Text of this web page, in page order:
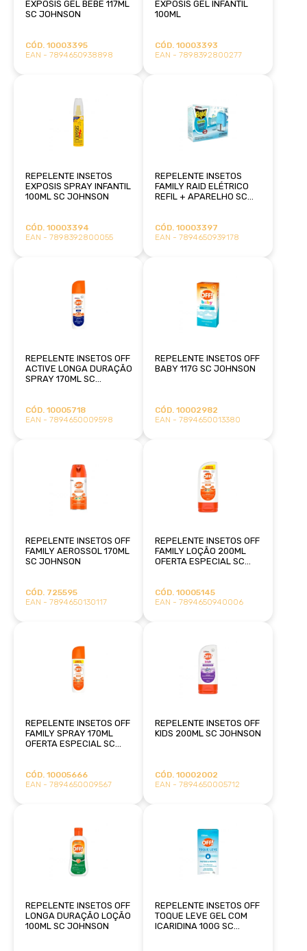
EXPOSIS GEL BEBÊ 117ML
SC JOHNSON
CÓD. 10003395
EAN - 7894650938898
EXPOSIS GEL INFANTIL
100ML
CÓD. 10003393
EAN - 7898392800277
REPELENTE INSETOS
EXPOSIS SPRAY INFANTIL
100ML SC JOHNSON
CÓD. 10003394
EAN - 7898392800055
REPELENTE INSETOS
FAMILY RAID ELÉTRICO
REFIL + APARELHO SC
CÓD. 10003397
EAN - 7894650939178
REPELENTE INSETOS OFF
ACTIVE LONGA DURAÇÃO
SPRAY 170ML SC
CÓD. 10005718
EAN - 7894650009598
REPELENTE INSETOS OFF
BABY 117G SC JOHNSON
CÓD. 10002982
EAN - 7894650013380
REPELENTE INSETOS OFF
FAMILY AEROSSOL 170ML
SC JOHNSON
CÓD. 725595
EAN - 7894650130117
REPELENTE INSETOS OFF
FAMILY LOÇÃO 200ML
OFERTA ESPECIAL SC
CÓD. 10005145
EAN - 7894650940006
REPELENTE INSETOS OFF
FAMILY SPRAY 170ML
OFERTA ESPECIAL SC
CÓD. 10005666
EAN - 7894650009567
REPELENTE INSETOS OFF
KIDS 200ML SC JOHNSON
CÓD. 10002002
EAN - 7894650005712
REPELENTE INSETOS OFF
LONGA DURAÇÃO LOÇÃO
100ML SC JOHNSON
REPELENTE INSETOS OFF
TOQUE LEVE GEL COM
ICARIDINA 100G SC